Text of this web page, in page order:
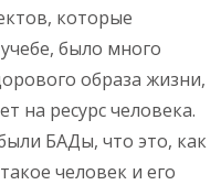
которые
было много
образа жизни,
на ресурс человека.
БАДы, что это, как
человек и его